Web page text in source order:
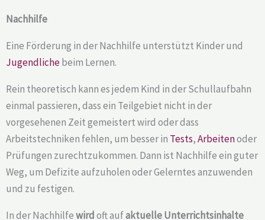
Nachhilfe
Eine Förderung in der Nachhilfe unterstützt Kinder und
Jugendlichebeim Lernen.
Rein theoretisch kann es jedem Kind in der Schullaufbahn
einmal passieren, dass ein Teilgebiet nicht in der
vorgesehenen Zeit gemeistert wird oder dass
Arbeitstechniken fehlen, um besser in Tests,Arbeitenoder
Prüfungen zurechtzukommen. Dann ist Nachhilfe ein guter
Weg, um Defizite aufzuholen oder Gelerntes anzuwenden
und zu festigen.
In der Nachhilfewirdoft aufaktuelle Unterrichtsinhalte